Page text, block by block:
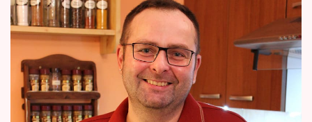
Celebrity
Vztahy
Seriály
Horoskopy